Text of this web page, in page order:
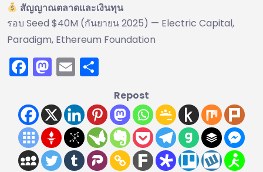
สัญญาณตลาดและเงินทุน
รอบ Seed $40M (กันยายน 2025) — Electric Capital,
Paradigm, Ethereum Foundation
Facebook
Mastodon
Email
Repost